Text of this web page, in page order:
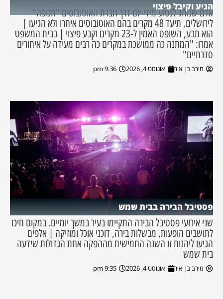
הגיע וקיבל פיצוי
אדם שנוהג לנסוע מידי יום דרך חברת האוטובוסים "תנופה"
לירושלים, תיעד 48 מקרים בהם האוטובוסים איחרו ולא הגיעו |
הוא תבע, השופט האמין ל-23 מקרים וקבע פיצוי | בבית המשפט
אמרו: "המתנה כה ממושכת במקרים כה רבים מעידה על איחורים
סדרתיים"
מירב בן יאיר אוגוסט 4, 2026 9:36 pm
פסטיבל הבירה בבית שמש
שני אירועי פסטיבל הבירה התקיימו בעיר במשך יומיים. במקום חיכו
לתושבים הופעות, מבשלות בירה, דוכני אוכל ומוזיקה | אלפים
הגיעו ליהנות זו השנה החמישית מההפקה אחת הגדולות שידעה
בית שמש
מירב בן יאיר אוגוסט 4, 2026 9:35 pm